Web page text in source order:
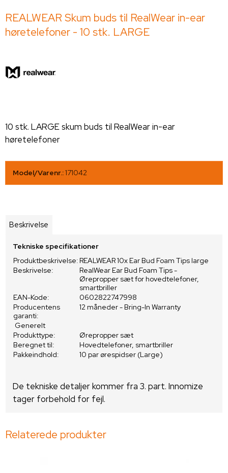
REALWEAR Skum buds til RealWear in-ear
høretelefoner - 10 stk. LARGE
10 stk. LARGE skum buds til RealWear in-ear
høretelefoner
Model/Varenr.:171042
Beskrivelse
Tekniske specifikationer
Produktbeskrivelse: REALWEAR 10x Ear Bud Foam Tips large
Beskrivelse:
RealWear Ear Bud Foam Tips -
Ørepropper sæt for hovedtelefoner,
smartbriller
EAN-Kode:
0602822747998
Producentens
garanti:
12 måneder - Bring-In Warranty
Generelt
Produkttype:
Ørepropper sæt
Beregnet til:
Hovedtelefoner, smartbriller
Pakkeindhold:
10 par ørespidser (Large)
De tekniske detaljer kommer fra 3. part. Innomize
tager forbehold for fejl.
Relaterede produkter